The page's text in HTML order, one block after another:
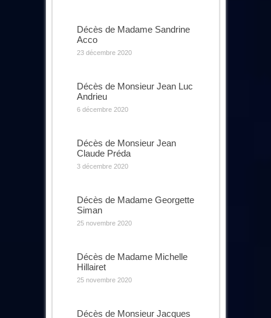
Décès de Madame Sandrine
Acco
23 décembre 2020
Décès de Monsieur Jean Luc
Andrieu
6 décembre 2020
Décès de Monsieur Jean
Claude Préda
3 décembre 2020
Décès de Madame Georgette
Siman
25 novembre 2020
Décès de Madame Michelle
Hillairet
25 novembre 2020
Décès de Monsieur Jacques